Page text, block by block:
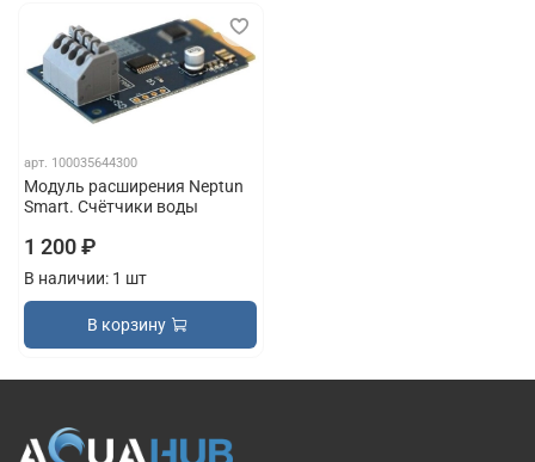
арт. 100035644300
Модуль расширения Neptun
Smart. Счётчики воды
1 200 ₽
В наличии: 1 шт
В корзину